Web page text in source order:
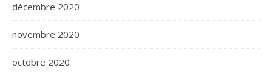
décembre 2020
novembre 2020
octobre 2020